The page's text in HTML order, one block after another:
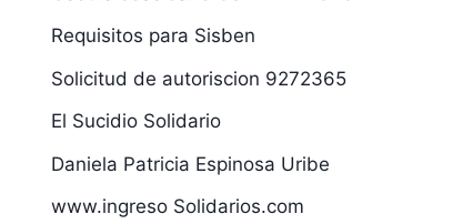
Requisitos para Sisben
Solicitud de autoriscion 9272365
El Sucidio Solidario
Daniela Patricia Espinosa Uribe
www.ingreso Solidarios.com